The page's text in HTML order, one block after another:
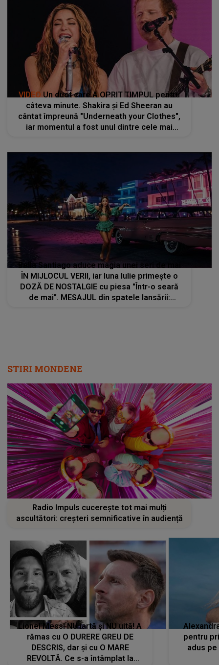
VIDEO Un duet care A OPRIT TIMPUL pentru
câteva minute. Shakira și Ed Sheeran au
cântat împreună "Underneath your Clothes",
iar momentul a fost unul dintre cele mai
Bella Santiago aduce magia unei seri de mai
ÎN MIJLOCUL VERII, iar luna Iulie primește o
DOZĂ DE NOSTALGIE cu piesa "Într-o seară
de mai". MESAJUL din spatele lansării:
STIRI MONDENE
Radio Impuls cucerește tot mai mulți
ascultători: creșteri semnificative în audiență
Lionel Messi NU iartă și NU uită! A
rămas cu O DURERE GREU DE
DESCRIS, dar și cu O MARE
REVOLTĂ. Ce s-a întâmplat la
pentru
adus